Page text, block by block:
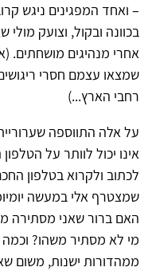
– ואחד המפגינים ניגש
בכוונה ובקול, וצועק
אחרי מנהיגים מושחתים.
שמצאו עצמם חסרי
רחבי הארץ...)
על אלה התווספה
אינו יכול לוותר על
לכתוב ולקרוא בטלפון
שמצטרף אלי במעשה
האם ברור שאני מסתירה
מי לא מסתיר משהו?
ממהדורות ישנות, משום